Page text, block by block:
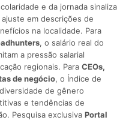
e da jornada sinaliza
em descrições de
na localidade. Para
, o salário real do
a pressão salarial
regionais. Para CEOs,
de negócio, o Índice de
de gênero
e tendências de
Pesquisa exclusiva Portal